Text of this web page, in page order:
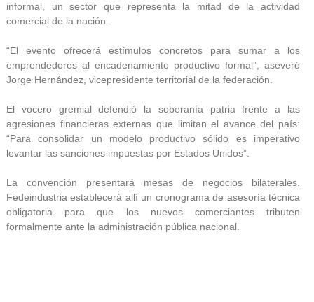
informal, un sector que representa la mitad de la actividad
comercial de la nación.
“El evento ofrecerá estímulos concretos para sumar a los
emprendedores al encadenamiento productivo formal”, aseveró
Jorge Hernández, vicepresidente territorial de la federación.
El vocero gremial defendió la soberanía patria frente a las
agresiones financieras externas que limitan el avance del país:
“Para consolidar un modelo productivo sólido es imperativo
levantar las sanciones impuestas por Estados Unidos”.
La convención presentará mesas de negocios bilaterales.
Fedeindustria establecerá allí un cronograma de asesoría técnica
obligatoria para que los nuevos comerciantes tributen
formalmente ante la administración pública nacional.